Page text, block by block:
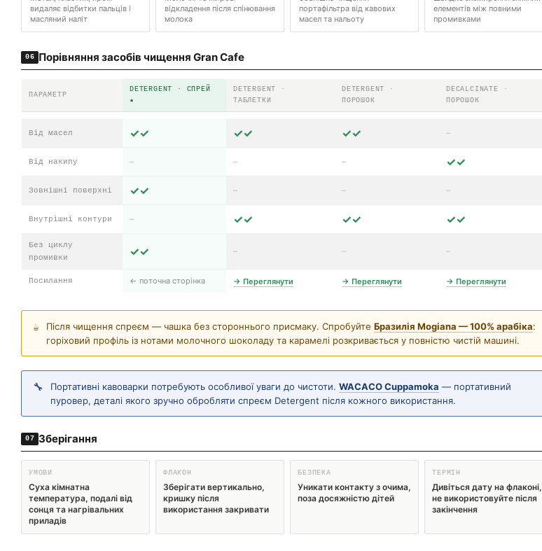
видаляє відбитки пальців і
масляний наліт
відкладення після спінювання
молока
портафільтра від кавових
масел та нальоту
елементів між повними
промивками
06 Порівняння засобів чищення Gran Cafe
ПАРАМЕТР
DETERGENT · СПРЕЙ
★
DETERGENT ·
ТАБЛЕТКИ
DETERGENT ·
ПОРОШОК
DECALCINATE ·
ПОРОШОК
Від масел ✓✓ ✓✓ ✓✓ –
Від накипу – – – ✓✓
Зовнішні поверхні ✓✓ – – –
Внутрішні контури – ✓✓ ✓✓ ✓✓
Без циклу
промивки
✓✓ – – –
Посилання ← поточна сторінка → Переглянути → Переглянути → Переглянути
☕ Після чищення спреєм — чашка без стороннього присмаку. Спробуйте Бразилія Mogiana — 100% арабіка:
горіховий профіль із нотами молочного шоколаду та карамелі розкривається у повністю чистій машині.
🔧 Портативні кавоварки потребують особливої уваги до чистоти. WACACO Cuppamoka — портативний
пуровер, деталі якого зручно обробляти спреєм Detergent після кожного використання.
07 Зберігання
УМОВИ
Суха кімнатна
температура, подалі від
сонця та нагрівальних
приладів
ФЛАКОН
Зберігати вертикально,
кришку після
використання закривати
БЕЗПЕКА
Уникати контакту з очима,
поза досяжністю дітей
ТЕРМІН
Дивіться дату на флаконі,
не використовуйте після
закінчення